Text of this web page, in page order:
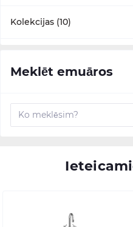
Kolekcijas (10)
Meklēt emuāros